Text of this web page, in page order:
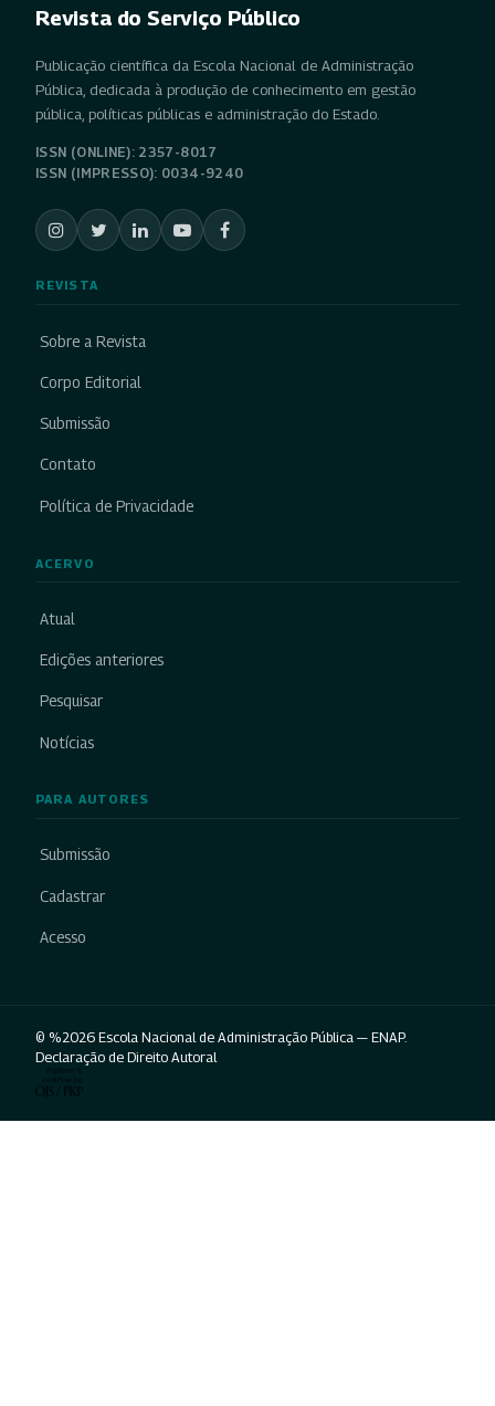
Revista do Serviço Público
Publicação científica da Escola Nacional de Administração
Pública, dedicada à produção de conhecimento em gestão
pública, políticas públicas e administração do Estado.
ISSN (ONLINE): 2357-8017
ISSN (IMPRESSO): 0034-9240
REVISTA
Sobre a Revista
Corpo Editorial
Submissão
Contato
Política de Privacidade
ACERVO
Atual
Edições anteriores
Pesquisar
Notícias
PARA AUTORES
Submissão
Cadastrar
Acesso
© %2026 Escola Nacional de Administração Pública — ENAP.
Declaração de Direito Autoral